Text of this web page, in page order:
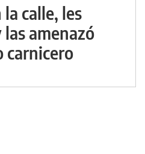
calle, les
amenazó
carnicero